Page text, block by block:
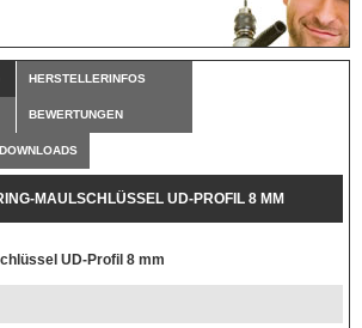
HERSTELLERINFOS
BEWERTUNGEN
MAULSCHLÜSSEL UD-PROFIL 8 MM
UD-Profil 8 mm